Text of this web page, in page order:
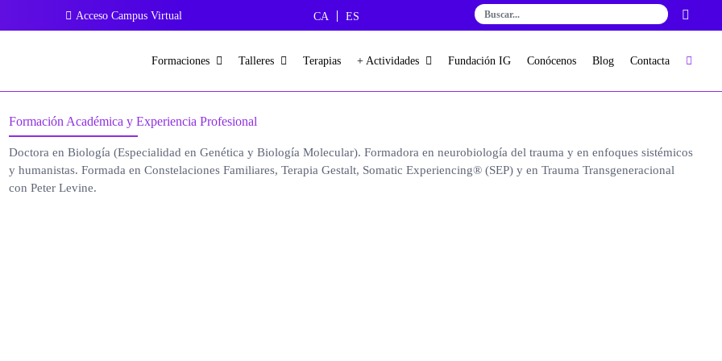
Acceso Campus Virtual CA ES
Formaciones Talleres Terapias + Actividades Fundación IG Conócenos Blog Contacta
Formación Académica y Experiencia Profesional
Doctora en Biología (Especialidad en Genética y Biología Molecular). Formadora en neurobiología del trauma y en enfoques sistémicos
y humanistas. Formada en Constelaciones Familiares, Terapia Gestalt, Somatic Experiencing® (SEP) y en Trauma Transgeneracional
con Peter Levine.